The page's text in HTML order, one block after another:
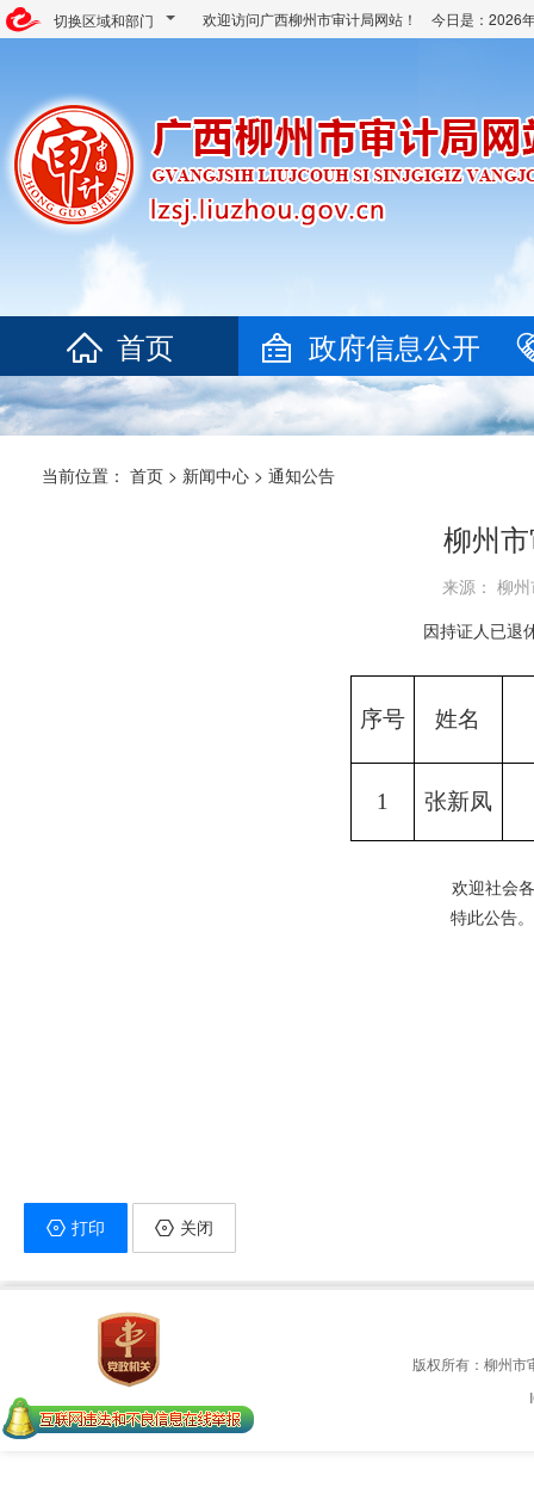
切换区域和部门 欢迎访问广西柳州市审计局网站！ 今日是： 2026
首页 政府信息公开
当前位置： 首页 > 新闻中心 > 通知公告
柳州
来源： 柳
因持证人已退休
序号 姓名
1 张新凤
欢迎社会各
特此公告。
打印 关闭
版权所有：柳州市